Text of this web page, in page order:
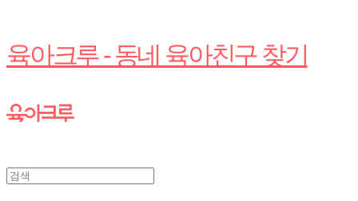
육아크루 - 동네 육아친구 찾기